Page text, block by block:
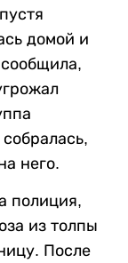
домой и
него.
полиция,
из толпы
После